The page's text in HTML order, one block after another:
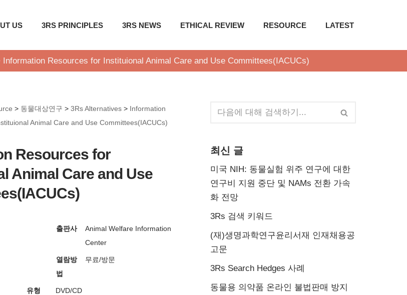
US 3RS PRINCIPLES 3RS NEWS ETHICAL REVIEW RESOURCE LATEST
Information Resources for Instituional Animal Care and Use Committees(IACUCs)
> 동물대상연구 > 3Rs Alternatives > Information
Animal Care and Use Committees(IACUCs)
Resources for
Animal Care and Use
출판사
Animal Welfare Information
Center
열람방
법
무료/방문
유형 DVD/CD
최신 글
미국 NIH: 동물실험 위주 연구에 대한
연구비 지원 중단 및 NAMs 전환 가속
화 전망
3Rs 검색 키워드
(재)생명과학연구윤리서재 인재채용공
고문
3Rs Search Hedges 사례
동물용 의약품 온라인 불법판매 방지